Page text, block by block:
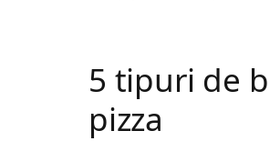
5 tipuri de
pizza